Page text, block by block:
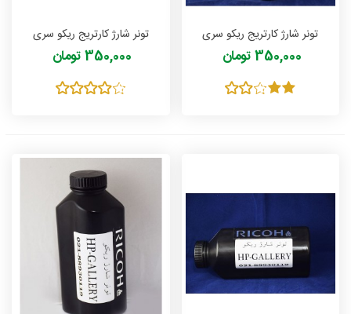
تونر شارژ کارتریج ریکو سری
Ricoh 100 مدل ناسو NASOO
وزن 150 گرمی
350,000 تومان
تونر شارژ کارتریج ریکو سری
Ricoh 200 مدل ناسو NASOO
وزن 150 گرمی
350,000 تومان